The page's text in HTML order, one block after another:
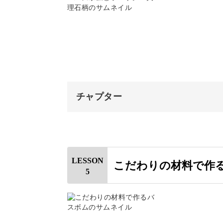
素材にこだわると、さらに上質なバス
精油の基礎知識や効能も解説してい
香りや色を選ぶ楽しさ、できあがっ
バスタイムがより豊かなリラックスの
マーブル
チャプター
はじめに
ツートンカラー
着色する
LESSON
5
こだわりの材料で作